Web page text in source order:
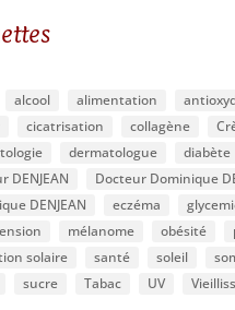
alcool alimentation
cicatrisation collagène
dermatologue
diabète
DENJEAN
Docteur Dominique
DENJEAN
eczéma
mélanome obésité
solaire
santé soleil
sucre Tabac UV